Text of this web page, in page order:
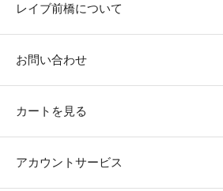
レイブ前橋について
お問い合わせ
カートを見る
アカウントサービス